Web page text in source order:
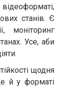
станів. Є
моніторинг
Усе, аби
щодня
й у форматі